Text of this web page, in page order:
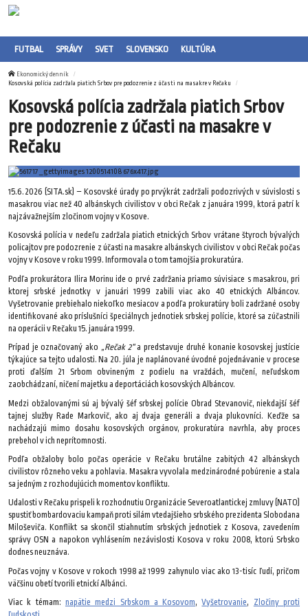
FUTBAL SPRÁVY SVET SLOVENSKO KULTÚRA
Ekonomický denník
Kosovská polícia zadržala piatich Srbov pre podozrenie z účasti na masakre v Rečaku
Kosovská polícia zadržala piatich Srbov
pre podozrenie z účasti na masakre v
Rečaku
15.6.2026 (SITA.sk) – Kosovské úrady po prvýkrát zadržali podozrivých v súvislosti s
masakrou viac než 40 albánskych civilistov v obci Rečak z januára 1999, ktorá patrí k
najzávažnejším zločinom vojny v Kosove.
Kosovská polícia v nedeľu zadržala piatich etnických Srbov vrátane štyroch bývalých
policajtov pre podozrenie z účasti na masakre albánskych civilistov v obci Rečak počas
vojny v Kosove v roku 1999. Informovala o tom tamojšia prokuratúra.
Podľa prokurátora Ilira Morinu ide o prvé zadržania priamo súvisiace s masakrou, pri
ktorej srbské jednotky v januári 1999 zabili viac ako 40 etnických Albáncov.
Vyšetrovanie prebiehalo niekoľko mesiacov a podľa prokuratúry boli zadržané osoby
identifikované ako príslušníci špeciálnych jednotiek srbskej polície, ktoré sa zúčastnili
na operácii v Rečaku 15. januára 1999.
Prípad je označovaný ako „Rečak 2“a predstavuje druhé konanie kosovskej justície
týkajúce sa tejto udalosti. Na 20. júla je naplánované úvodné pojednávanie v procese
proti ďalším 21 Srbom obvineným z podielu na vraždách, mučení, neľudskom
zaobchádzaní, ničení majetku a deportáciách kosovských Albáncov.
Medzi obžalovanými sú aj bývalý šéf srbskej polície Obrad Stevanovič, niekdajší šéf
tajnej služby Rade Markovič, ako aj dvaja generáli a dvaja plukovníci. Keďže sa
nachádzajú mimo dosahu kosovských orgánov, prokuratúra navrhla, aby proces
prebehol v ich neprítomnosti.
Podľa obžaloby bolo počas operácie v Rečaku brutálne zabitých 42 albánskych
civilistov rôzneho veku a pohlavia. Masakra vyvolala medzinárodné pobúrenie a stala
sa jedným z rozhodujúcich momentov konfliktu.
Udalosti v Rečaku prispeli k rozhodnutiu Organizácie Severoatlantickej zmluvy (NATO)
spustiť bombardovaciu kampaň proti silám vtedajšieho srbského prezidenta Slobodana
Miloševiča. Konflikt sa skončil stiahnutím srbských jednotiek z Kosova, zavedením
správy OSN a napokon vyhlásením nezávislosti Kosova v roku 2008, ktorú Srbsko
dodnes neuznáva.
Počas vojny v Kosove v rokoch 1998 až 1999 zahynulo viac ako 13-tisíc ľudí, pričom
väčšinu obetí tvorili etnickí Albánci.
Viac k témam: napätie medzi Srbskom a Kosovom,Vyšetrovanie, Zločiny proti